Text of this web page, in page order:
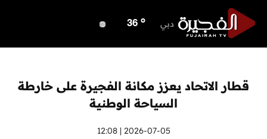
دبي 36 o
عجمان o
أم القيوين 34
راس الخيمة 33 o
قطار الاتحاد يعزز مكانة الفجيرة على خارطة
السياحة الوطنية
2026-07-05 | 12:08